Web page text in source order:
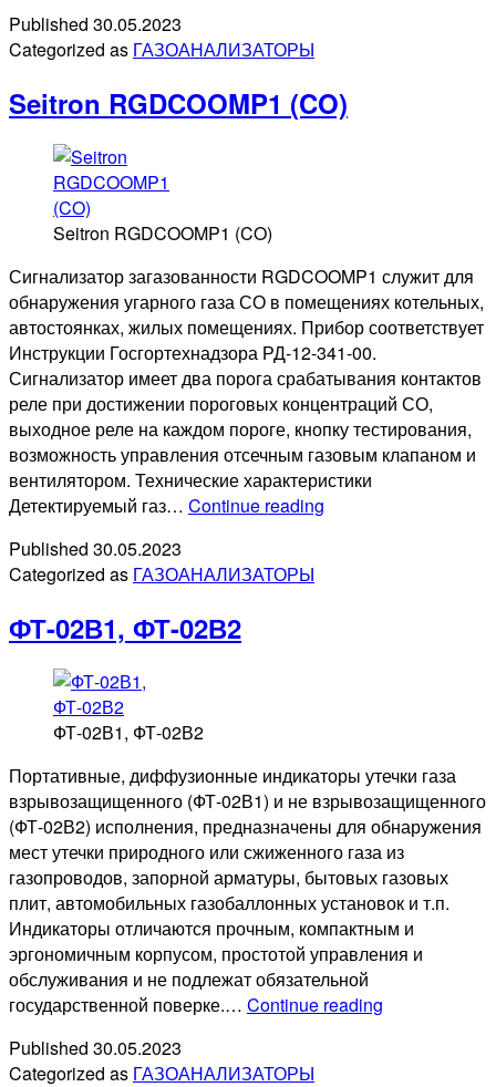
Published 30.05.2023
Categorized as ГАЗОАНАЛИЗАТОРЫ
Seitron RGDCOOMP1 (CO)
Seitron RGDCOOMP1 (CO)
Сигнализатор загазованности RGDCOOMP1 служит для
обнаружения угарного газа СО в помещениях котельных,
автостоянках, жилых помещениях. Прибор соответствует
Инструкции Госгортехнадзора РД-12-341-00.
Сигнализатор имеет два порога срабатывания контактов
реле при достижении пороговых концентраций СО,
выходное реле на каждом пороге, кнопку тестирования,
возможность управления отсечным газовым клапаном и
вентилятором. Технические характеристики
Детектируемый газ… Continue reading
Published 30.05.2023
Categorized as ГАЗОАНАЛИЗАТОРЫ
ФТ-02В1, ФТ-02В2
ФТ-02В1, ФТ-02В2
Портативные, диффузионные индикаторы утечки газа
взрывозащищенного (ФТ-02В1) и не взрывозащищенного
(ФТ-02В2) исполнения, предназначены для обнаружения
мест утечки природного или сжиженного газа из
газопроводов, запорной арматуры, бытовых газовых
плит, автомобильных газобаллонных установок и т.п.
Индикаторы отличаются прочным, компактным и
эргономичным корпусом, простотой управления и
обслуживания и не подлежат обязательной
государственной поверке.… Continue reading
Published 30.05.2023
Categorized as ГАЗОАНАЛИЗАТОРЫ